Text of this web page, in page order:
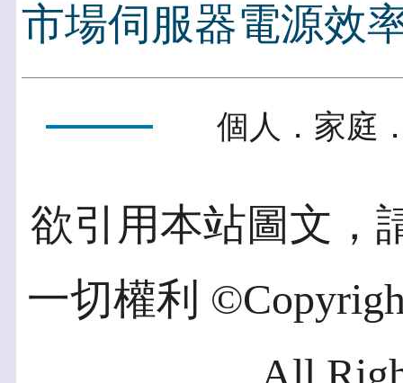
市場伺服器電源效
個人．家庭
欲引用本站圖文，
一切權利